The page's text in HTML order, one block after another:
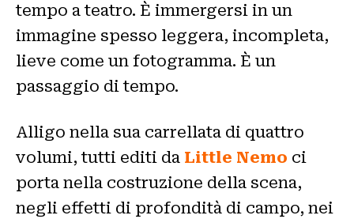
tempo a teatro. È immergersi in un
immagine spesso leggera, incompleta,
lieve come un fotogramma. È un
passaggio di tempo.
Alligo nella sua carrellata di quattro
volumi, tutti editi da Little Nemo ci
porta nella costruzione della scena,
negli effetti di profondità di campo, nei